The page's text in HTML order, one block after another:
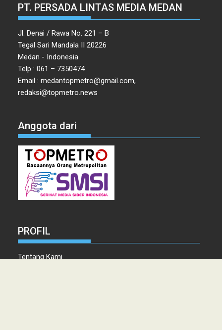
PT. PERSADA LINTAS MEDIA MEDAN
Jl. Denai / Rawa No. 221 – B
Tegal Sari Mandala II 20226
Medan - Indonesia
Telp : 061 – 7350474
Email : medantopmetro@gmail.com,
redaksi@topmetro.news
Anggota dari
PROFIL
Tentang Kami